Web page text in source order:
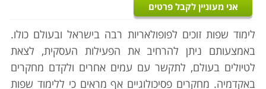
אני מעוניין לקבל פרטים
לימוד שפות זוכים לפופולאריות רבה בישראל ובעולם כולו.
באמצעותם ניתן להרחיב את הפעילות העסקית, לצאת
לטיולים בעולם, לתקשר עם עמים אחרים ולקדם מחקרים
באקדמיה. מחקרים פסיכולוגיים אף מראים כי ללימוד שפות